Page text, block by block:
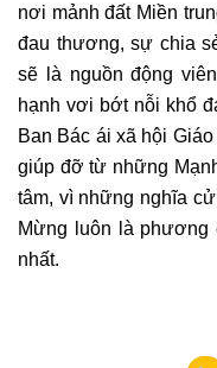
nơi mảnh đất Miền
đau thương, sự chia
sẽ là nguồn động
hạnh vơi bớt nỗi khổ
Ban Bác ái xã hội
giúp đỡ từ những
tâm, vì những nghĩa
Mừng luôn là phương
nhất.